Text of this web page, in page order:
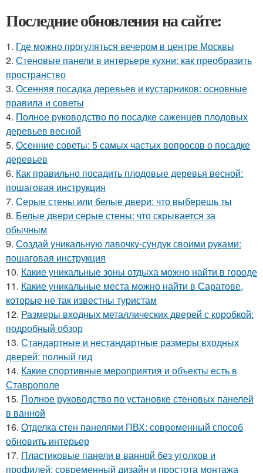
Последние обновления на сайте:
1. Где можно прогуляться вечером в центре Москвы
2. Стеновые панели в интерьере кухни: как преобразить
пространство
3. Осенняя посадка деревьев и кустарников: основные
правила и советы
4. Полное руководство по посадке саженцев плодовых
деревьев весной
5. Осенние советы: 5 самых частых вопросов о посадке
деревьев
6. Как правильно посадить плодовые деревья весной:
пошаговая инструкция
7. Серые стены или белые двери: что выберешь ты
8. Белые двери серые стены: что скрывается за
обычным
9. Создай уникальную лавочку-сундук своими руками:
пошаговая инструкция
10. Какие уникальные зоны отдыха можно найти в городе
11. Какие уникальные места можно найти в Саратове,
которые не так известны туристам
12. Размеры входных металлических дверей с коробкой:
подробный обзор
13. Стандартные и нестандартные размеры входных
дверей: полный гид
14. Какие спортивные мероприятия и объекты есть в
Ставрополе
15. Полное руководство по установке стеновых панелей
в ванной
16. Отделка стен панелями ПВХ: современный способ
обновить интерьер
17. Пластиковые панели в ванной без уголков и
профилей: современный дизайн и простота монтажа